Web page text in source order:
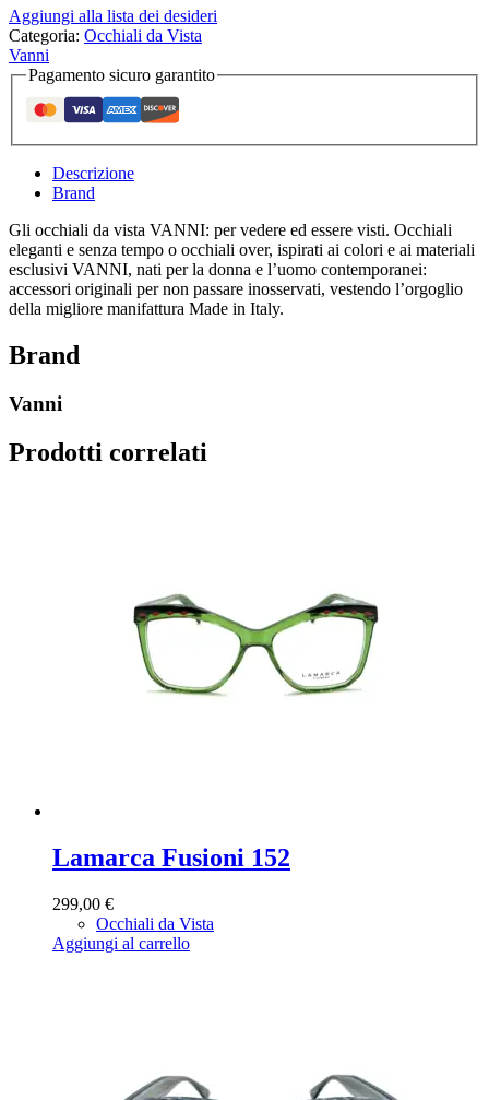
Aggiungi alla lista dei desideri
Categoria: Occhiali da Vista
Vanni
Pagamento sicuro garantito
Descrizione
Brand
Gli occhiali da vista VANNI: per vedere ed essere visti. Occhiali
eleganti e senza tempo o occhiali over, ispirati ai colori e ai materiali
esclusivi VANNI, nati per la donna e l’uomo contemporanei:
accessori originali per non passare inosservati, vestendo l’orgoglio
della migliore manifattura Made in Italy.
Brand
Vanni
Prodotti correlati
Lamarca Fusioni 152
299,00 €
Occhiali da Vista
Aggiungi al carrello